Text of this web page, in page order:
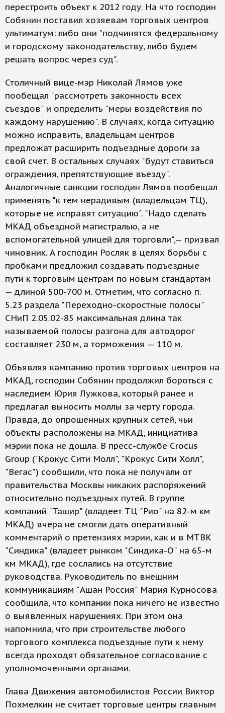
перестроить объект к 2012 году. На что господин
Собянин поставил хозяевам торговых центров
ультиматум: либо они "подчинятся федеральному
и городскому законодательству, либо будем
решать вопрос через суд".
Столичный вице-мэр Николай Лямов уже
пообещал "рассмотреть законность всех
съездов" и определить "меры воздействия по
каждому нарушению". В случаях, когда ситуацию
можно исправить, владельцам центров
предложат расширить подъездные дороги за
свой счет. В остальных случаях "будут ставиться
ограждения, препятствующие въезду".
Аналогичные санкции господин Лямов пообещал
применять "к тем нерадивым (владельцам ТЦ),
которые не исправят ситуацию". "Надо сделать
МКАД объездной магистралью, а не
вспомогательной улицей для торговли",— призвал
чиновник. А господин Росляк в целях борьбы с
пробками предложил создавать подъездные
пути к торговым центрам по новым стандартам
— длиной 500-700 м. Отметим, что согласно п.
5.23 раздела "Переходно-скоростные полосы"
СНиП 2.05.02-85 максимальная длина так
называемой полосы разгона для автодорог
составляет 230 м, а торможения — 110 м.
Объявляя кампанию против торговых центров на
МКАД, господин Собянин продолжил бороться с
наследием Юрия Лужкова, который ранее и
предлагал выносить моллы за черту города.
Правда, до опрошенных крупных сетей, чьи
объекты расположены на МКАД, инициатива
мэрии пока не дошла. В пресс-службе Crocus
Group ("Крокус Сити Молл", "Крокус Сити Холл",
"Вегас") сообщили, что пока не получали от
правительства Москвы никаких распоряжений
относительно подъездных путей. В группе
компаний "Ташир" (владеет ТЦ "Рио" на 82-м км
МКАД) вчера не смогли дать оперативный
комментарий о претензиях мэрии, как и в МТВК
"Синдика" (владеет рынком "Синдика-О" на 65-м
км МКАД), где сослались на отсутствие
руководства. Руководитель по внешним
коммуникациям "Ашан Россия" Мария Курносова
сообщила, что компании пока ничего не известно
о выявленных нарушениях. При этом она
напомнила, что при строительстве любого
торгового комплекса подъездные пути к нему
всегда проходят обязательное согласование с
уполномоченными органами.
Глава Движения автомобилистов России Виктор
Похмелкин не считает торговые центры главным